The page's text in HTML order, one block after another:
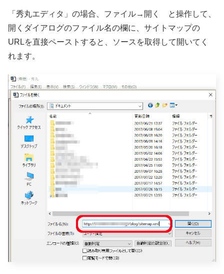
「秀丸エディタ」の場合、ファイル→開く と操作して、
開くダイアログのファイル名の欄に、サイトマップの
URLを直接ペーストすると、ソースを取得して開いてく
れます。